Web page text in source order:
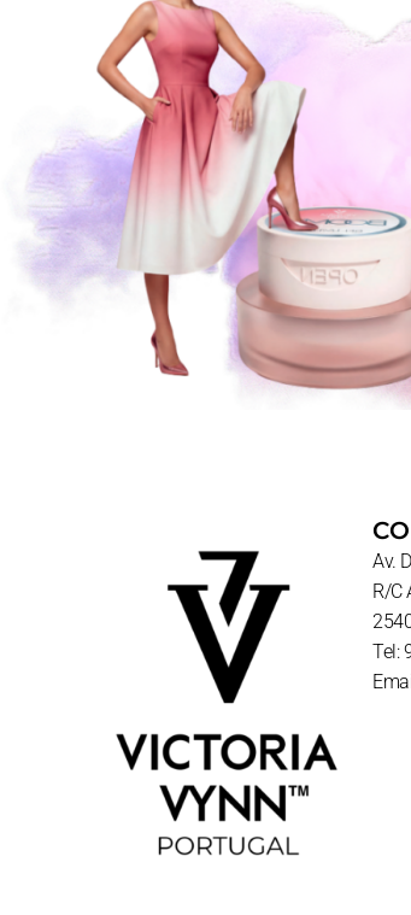
Av.
R/C
Tel: